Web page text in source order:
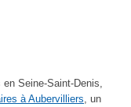
Seine-Saint-Denis,
à Aubervilliers , un